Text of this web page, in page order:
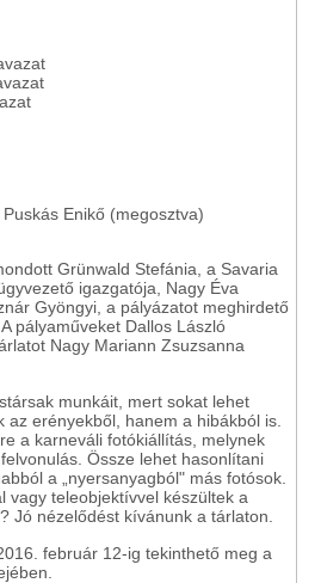
Enikő (megosztva)
Grünwald Stefánia, a Savaria
igazgatója, Nagy Éva
Gyöngyi, a pályázatot meghirdető
pályaműveket Dallos László
Nagy Mariann Zsuzsanna
munkáit, mert sokat lehet
az erényekből, hanem a hibákból is.
a karneváli fotókiállítás, melynek
Össze lehet hasonlítani
a „nyersanyagból" más fotósok.
vagy teleobjektívvel készültek a
Jó nézelődést kívánunk a tárlaton.
február 12-ig tekinthető meg a